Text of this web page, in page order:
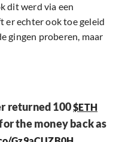
dit werd via een
echter ook toe geleid
gingen proberen, maar
returned 100$ETH
the money back as